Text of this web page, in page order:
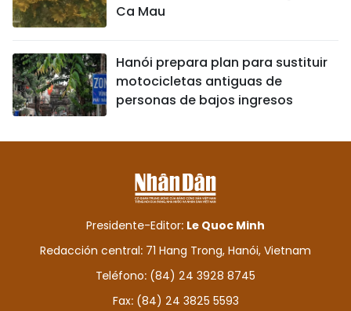
Ca Mau
Hanói prepara plan para sustituir
motocicletas antiguas de
personas de bajos ingresos
Presidente-Editor: Le Quoc Minh
Redacción central: 71 Hang Trong, Hanói, Vietnam
Teléfono: (84) 24 3928 8745
Fax: (84) 24 3825 5593